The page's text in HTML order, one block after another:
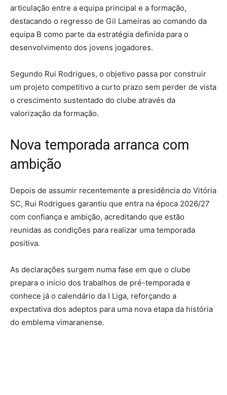
articulação entre a equipa principal e a formação,
destacando o regresso de Gil Lameiras ao comando da
equipa B como parte da estratégia definida para o
desenvolvimento dos jovens jogadores.
Segundo Rui Rodrigues, o objetivo passa por construir
um projeto competitivo a curto prazo sem perder de vista
o crescimento sustentado do clube através da
valorização da formação.
Nova temporada arranca com
ambição
Depois de assumir recentemente a presidência do Vitória
SC, Rui Rodrigues garantiu que entra na época 2026/27
com confiança e ambição, acreditando que estão
reunidas as condições para realizar uma temporada
positiva.
As declarações surgem numa fase em que o clube
prepara o início dos trabalhos de pré-temporada e
conhece já o calendário da I Liga, reforçando a
expectativa dos adeptos para uma nova etapa da história
do emblema vimaranense.